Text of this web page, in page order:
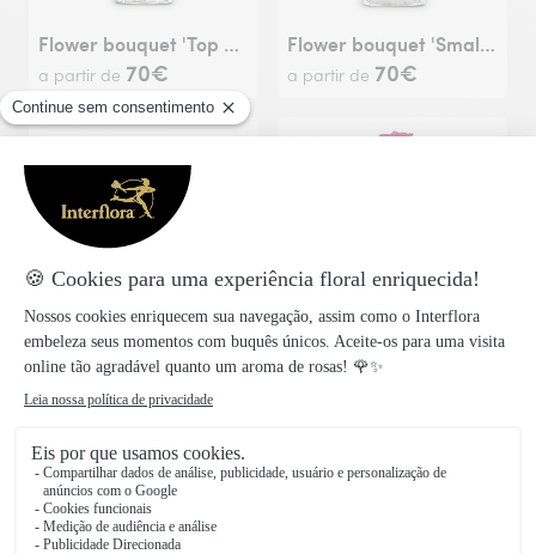
Flower bouquet 'Top of Summer'
a partir de 70€
Flower bouquet 'Small but Yours'
a partir de 70€
Fleurop Flower bouquet 'Scent of Summer'
a partir de70€